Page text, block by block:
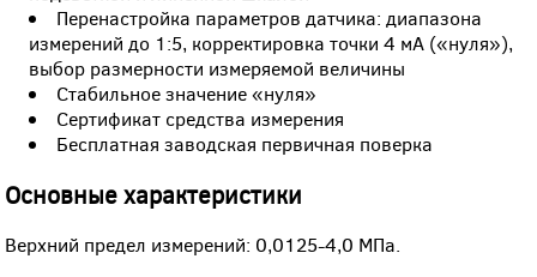
Перенастройка параметров датчика: диапазона
измерений до 1:5, корректировка точки 4 мА («нуля»),
выбор размерности измеряемой величины
Стабильное значение «нуля»
Сертификат средства измерения
Бесплатная заводская первичная поверка
Основные характеристики
Верхний предел измерений: 0,0125-4,0 МПа.